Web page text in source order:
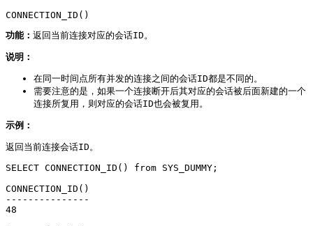
CONNECTION_ID()
功能： 返回当前连接对应的会话ID。
说明：
在同一时间点所有并发的连接之间的会话ID都是不同的。
需要注意的是，如果一个连接断开后其对应的会话被后面新建的一个
连接所复用，则对应的会话ID也会被复用。
示例：
返回当前连接会话ID。
SELECT CONNECTION_ID() from SYS_DUMMY;
CONNECTION_ID()
---------------
48